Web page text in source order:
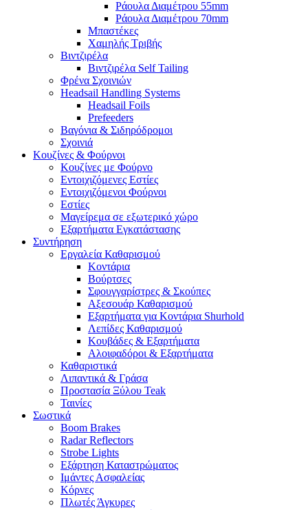
Ράουλα Διαμέτρου 55mm
Ράουλα Διαμέτρου 70mm
Μπαστέκες
Χαμηλής Τριβής
Βιντζιρέλα
Βιντζιρέλα Self Tailing
Φρένα Σχοινιών
Headsail Handling Systems
Headsail Foils
Prefeeders
Βαγόνια & Σιδηρόδρομοι
Σχοινιά
Κουζίνες & Φούρνοι
Κουζίνες με Φούρνο
Εντοιχιζόμενες Εστίες
Εντοιχιζόμενοι Φούρνοι
Εστίες
Μαγείρεμα σε εξωτερικό χώρο
Εξαρτήματα Εγκατάστασης
Συντήρηση
Εργαλεία Καθαρισμού
Κοντάρια
Βούρτσες
Σφουγγαρίστρες & Σκούπες
Αξεσουάρ Καθαρισμού
Εξαρτήματα για Κοντάρια Shurhold
Λεπίδες Καθαρισμού
Κουβάδες & Εξαρτήματα
Αλοιφαδόροι & Εξαρτήματα
Καθαριστικά
Λιπαντικά & Γράσα
Προστασία Ξύλου Teak
Ταινίες
Σωστικά
Boom Brakes
Radar Reflectors
Strobe Lights
Εξάρτηση Καταστρώματος
Ιμάντες Ασφαλείας
Κόρνες
Πλωτές Άγκυρες